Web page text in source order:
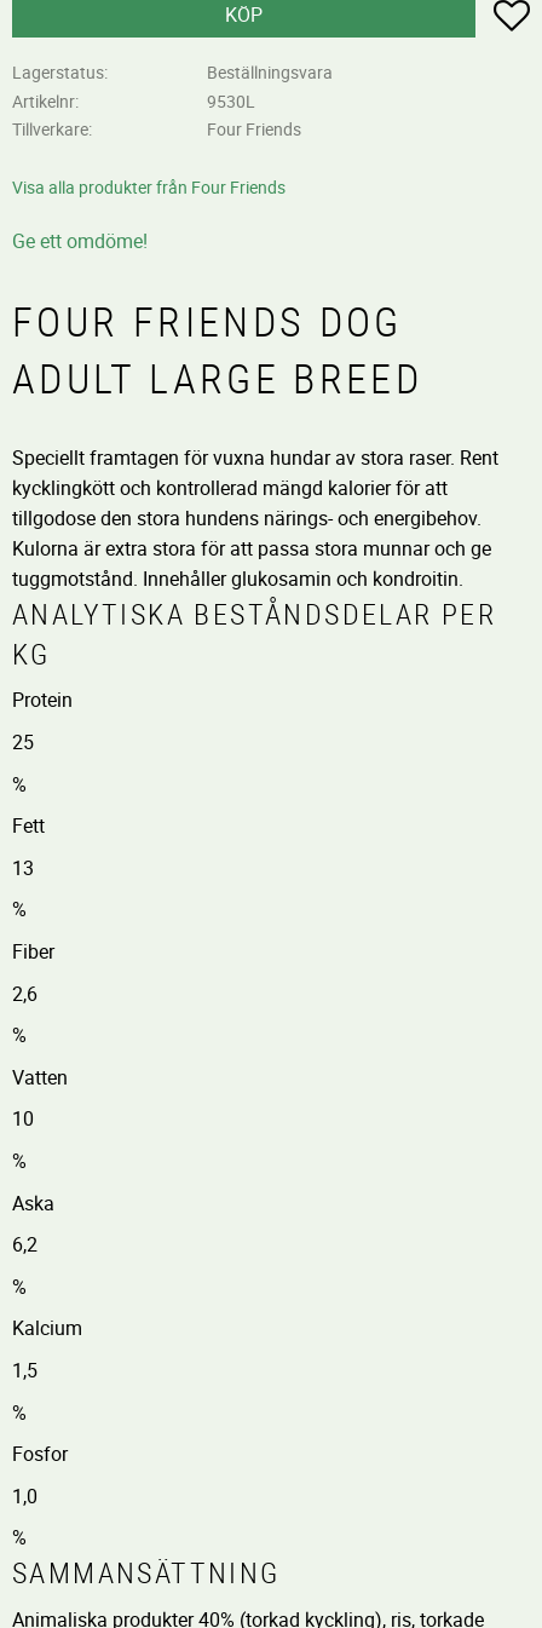
KÖP
Lagerstatus
Beställningsvara
Artikelnr
9530L
Tillverkare
Four Friends
Visa alla produkter från Four Friends
Ge ett omdöme!
FOUR FRIENDS DOG
ADULT LARGE BREED
Speciellt framtagen för vuxna hundar av stora raser. Rent
kycklingkött och kontrollerad mängd kalorier för att
tillgodose den stora hundens närings- och energibehov.
Kulorna är extra stora för att passa stora munnar och ge
tuggmotstånd. Innehåller glukosamin och kondroitin.
ANALYTISKA BESTÅNDSDELAR PER
KG
Protein
25
%
Fett
13
%
Fiber
2,6
%
Vatten
10
%
Aska
6,2
%
Kalcium
1,5
%
Fosfor
1,0
%
SAMMANSÄTTNING
Animaliska produkter 40% (torkad kyckling), ris, torkade